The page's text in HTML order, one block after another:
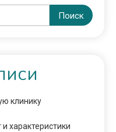
Поиск
клинику
характеристики